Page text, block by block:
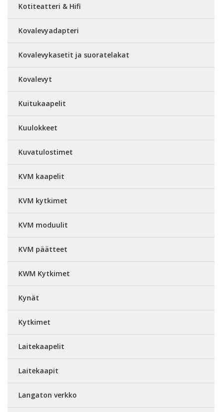
Kotiteatteri & Hifi
Kovalevyadapteri
Kovalevykasetit ja suoratelakat
Kovalevyt
Kuitukaapelit
Kuulokkeet
Kuvatulostimet
KVM kaapelit
KVM kytkimet
KVM moduulit
KVM päätteet
KWM Kytkimet
Kynät
Kytkimet
Laitekaapelit
Laitekaapit
Langaton verkko